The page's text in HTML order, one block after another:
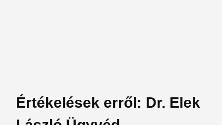
Értékelések erről: Dr. Elek